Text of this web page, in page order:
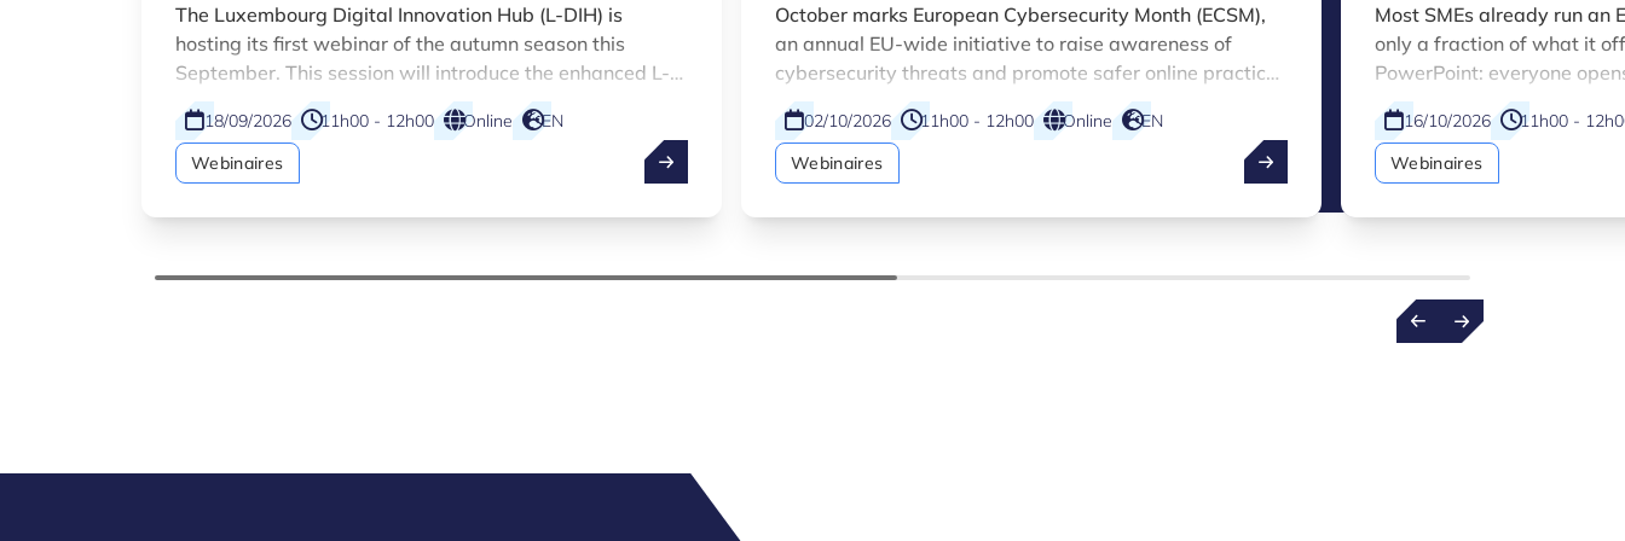
and marketplace introduction
The Luxembourg Digital Innovation Hub (L-DIH) is
hosting its first webinar of the autumn season this
September. This session will introduce the enhanced L-
DIH platform, designed to accelerate digitalisation
across a broader range of Luxembourg companies.
18/09/2026 11h00 - 12h00 Online
EN
Webinaires
SMEs
October marks European Cybersecurity Month (ECSM),
an annual EU-wide initiative to raise awareness of
cybersecurity threats and promote safer online practices
across citizens and organisations. As part of this
campaign, the Luxembourg Digital Innovation Hub (L-
DIH) at Luxinnovation is contributing with a practical
webinar designed specifically for small and medium-
sized enterprises.
02/10/2026 11h00 - 12h00 Online
EN
Webinaires
Mastering the basics
Most SMEs already run an
only a fraction of what it
PowerPoint: everyone
templates and features
manual workarounds,
decisions based on
16/10/2026
11h00 -
Webinaires